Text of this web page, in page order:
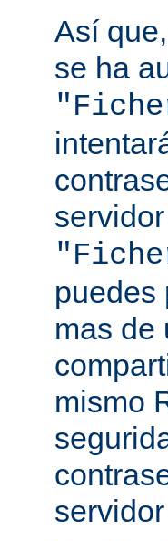
Así
se ha
puedes
mas de
mismo